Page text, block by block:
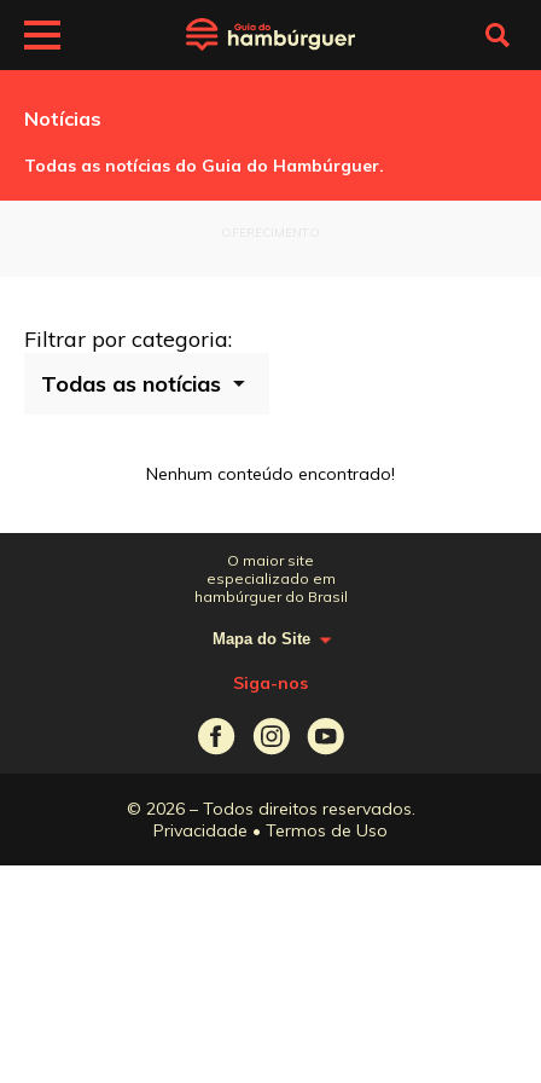
Notícias
Todas as notícias do Guia do Hambúrguer.
Filtrar por categoria:
Nenhum conteúdo encontrado!
O maior site
especializado em
hambúrguer do Brasil
Mapa do Site
Siga-nos
© 2026 – Todos direitos reservados.
Privacidade • Termos de Uso